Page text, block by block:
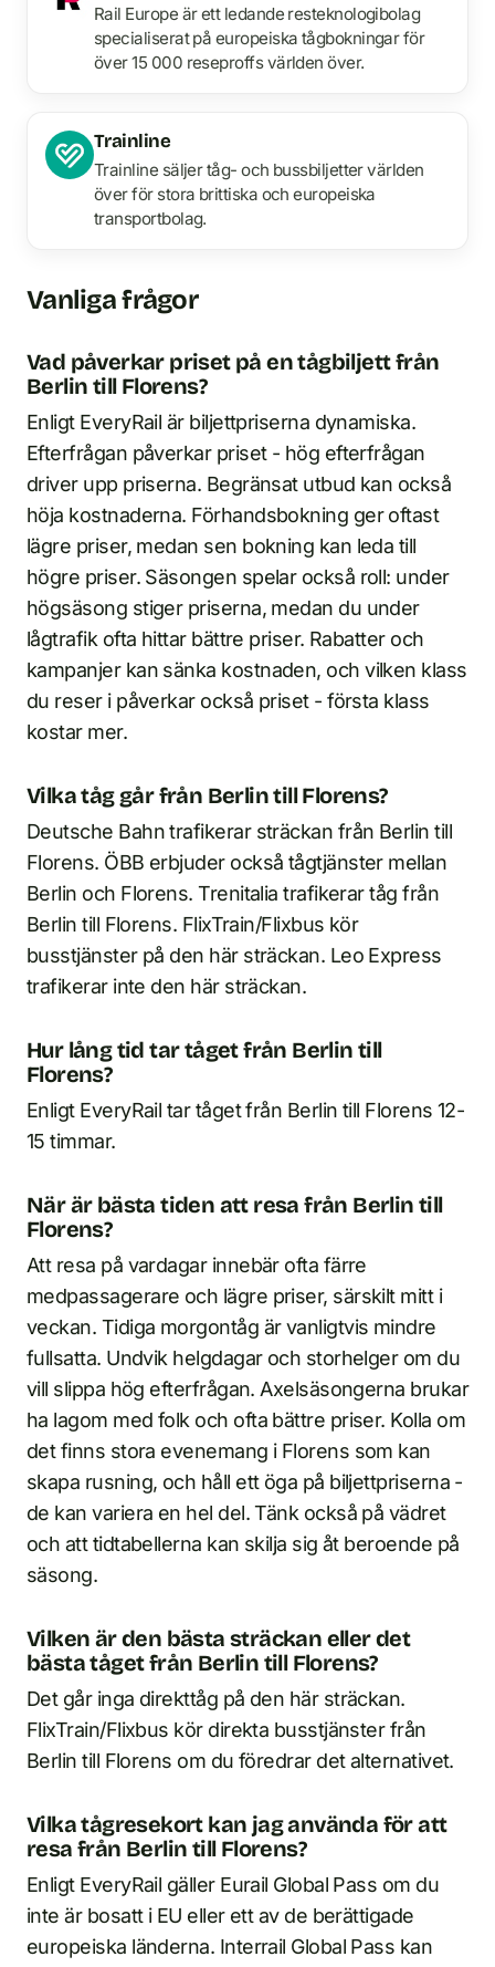
Rail Europe är ett ledande resteknologibolag
specialiserat på europeiska tågbokningar för
över 15 000 reseproffs världen över.
Trainline
Trainline säljer tåg- och bussbiljetter världen
över för stora brittiska och europeiska
transportbolag.
Vanliga frågor
Vad påverkar priset på en tågbiljett från
Berlin till Florens?
Enligt EveryRail är biljettpriserna dynamiska.
Efterfrågan påverkar priset - hög efterfrågan
driver upp priserna. Begränsat utbud kan också
höja kostnaderna. Förhandsbokning ger oftast
lägre priser, medan sen bokning kan leda till
högre priser. Säsongen spelar också roll: under
högsäsong stiger priserna, medan du under
lågtrafik ofta hittar bättre priser. Rabatter och
kampanjer kan sänka kostnaden, och vilken klass
du reser i påverkar också priset - första klass
kostar mer.
Vilka tåg går från Berlin till Florens?
Deutsche Bahn trafikerar sträckan från Berlin till
Florens. ÖBB erbjuder också tågtjänster mellan
Berlin och Florens. Trenitalia trafikerar tåg från
Berlin till Florens. FlixTrain/Flixbus kör
busstjänster på den här sträckan. Leo Express
trafikerar inte den här sträckan.
Hur lång tid tar tåget från Berlin till
Florens?
Enligt EveryRail tar tåget från Berlin till Florens 12-
15 timmar.
När är bästa tiden att resa från Berlin till
Florens?
Att resa på vardagar innebär ofta färre
medpassagerare och lägre priser, särskilt mitt i
veckan. Tidiga morgontåg är vanligtvis mindre
fullsatta. Undvik helgdagar och storhelger om du
vill slippa hög efterfrågan. Axelsäsongerna brukar
ha lagom med folk och ofta bättre priser. Kolla om
det finns stora evenemang i Florens som kan
skapa rusning, och håll ett öga på biljettpriserna -
de kan variera en hel del. Tänk också på vädret
och att tidtabellerna kan skilja sig åt beroende på
säsong.
Vilken är den bästa sträckan eller det
bästa tåget från Berlin till Florens?
Det går inga direkttåg på den här sträckan.
FlixTrain/Flixbus kör direkta busstjänster från
Berlin till Florens om du föredrar det alternativet.
Vilka tågresekort kan jag använda för att
resa från Berlin till Florens?
Enligt EveryRail gäller Eurail Global Pass om du
inte är bosatt i EU eller ett av de berättigade
europeiska länderna. Interrail Global Pass kan